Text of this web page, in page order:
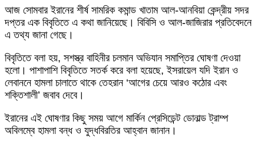
আজ সোমবার ইরানের শীর্ষ সামরিক কমান্ড খাতাম আল-আনবিয়া কেন্দ্রীয় সদর
দপ্তর এক বিবৃতিতে এ কথা জানিয়েছে। বিবিসি ও আল-জাজিরার প্রতিবেদনে
এ তথ্য জানা গেছে।
বিবৃতিতে বলা হয়, সশস্ত্র বাহিনীর চলমান অভিযান সমাপ্তির ঘোষণা দেওয়া
হলো। পাশাপাশি বিবৃতিতে সতর্ক করে বলা হয়েছে, ইসরায়েল যদি ইরান ও
লেবাননে হামলা চালাতে থাকে তেহরান ‘আগের চেয়ে আরও কঠোর এবং
শক্তিশালী’ জবাব দেবে।
ইরানের এই ঘোষণার কিছু সময় আগে মার্কিন প্রেসিডেন্ট ডোনাল্ড ট্রাম্প
অবিলম্বে হামলা বন্ধ ও যুদ্ধবিরতির আহ্বান জানান।